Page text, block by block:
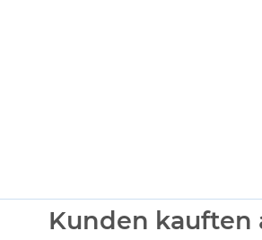
Kunden kauften